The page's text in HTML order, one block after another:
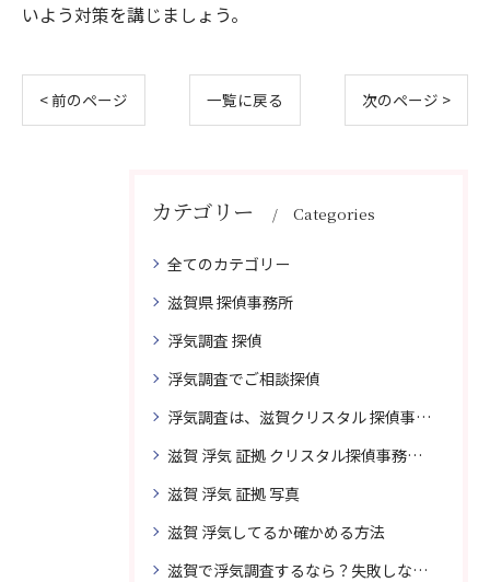
いよう対策を講じましょう。
< 前のページ 一覧に戻る 次のページ >
カテゴリー Categories
全てのカテゴリー
滋賀県 探偵事務所
浮気調査 探偵
浮気調査でご相談探偵
浮気調査は、滋賀クリスタル 探偵事務所はご相談
滋賀 浮気 証拠 クリスタル探偵事務所 相談 無料
滋賀 浮気 証拠 写真
滋賀 浮気してるか確かめる方法
滋賀で浮気調査するなら？失敗しない探偵の選び方